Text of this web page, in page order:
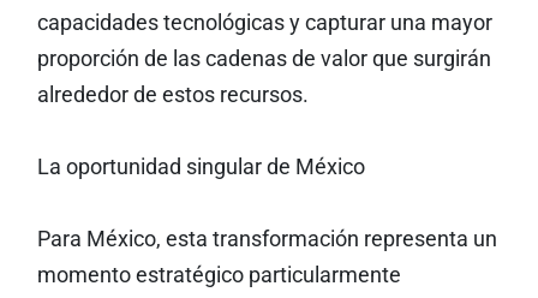
capacidades tecnológicas y capturar una mayor
proporción de las cadenas de valor que surgirán
alrededor de estos recursos.
La oportunidad singular de México
Para México, esta transformación representa un
momento estratégico particularmente